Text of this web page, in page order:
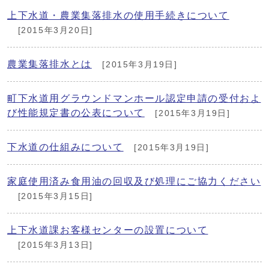
上下水道・農業集落排水の使用手続きについて
[2015年3月20日]
農業集落排水とは [2015年3月19日]
町下水道用グラウンドマンホール認定申請の受付およ
び性能規定書の公表について
[2015年3月19日]
下水道の仕組みについて [2015年3月19日]
家庭使用済み食用油の回収及び処理にご協力ください
[2015年3月15日]
上下水道課お客様センターの設置について
[2015年3月13日]